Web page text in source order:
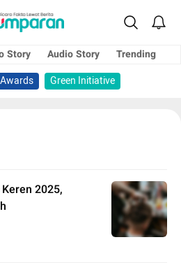
Story Audio Story
Trending
Green Initiative
2025,